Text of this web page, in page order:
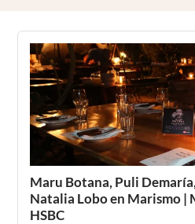
Maru Botana, Puli
Natalia Lobo en Marismo |
HSBC